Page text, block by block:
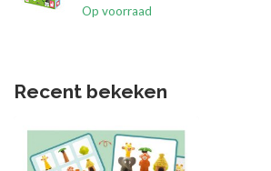
Op voorraad
Recent bekeken